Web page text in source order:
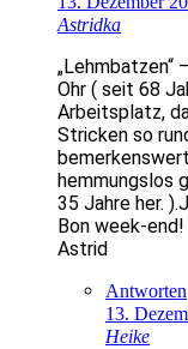
Astridka
„Lehmbatzen“
Ohr ( seit 68
Arbeitsplatz,
Stricken so
hemmungslos
35 Jahre her.
Bon week-end!
Astrid
Antworten
13.
Heike